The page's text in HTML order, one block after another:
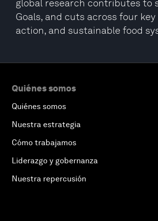
global research contributes to
Goals, and cuts across four
action, and sustainable food
Quiénes somos
Quiénes somos
Nuestra estrategia
Cómo trabajamos
Liderazgo y gobernanza
Nuestra repercusión